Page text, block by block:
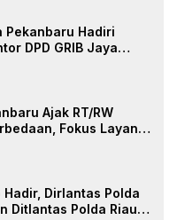
Pekanbaru Hadiri
DPD GRIB Jaya
Ajak RT/RW
Fokus Layani
Dirlantas Polda
Ditlantas Polda Riau